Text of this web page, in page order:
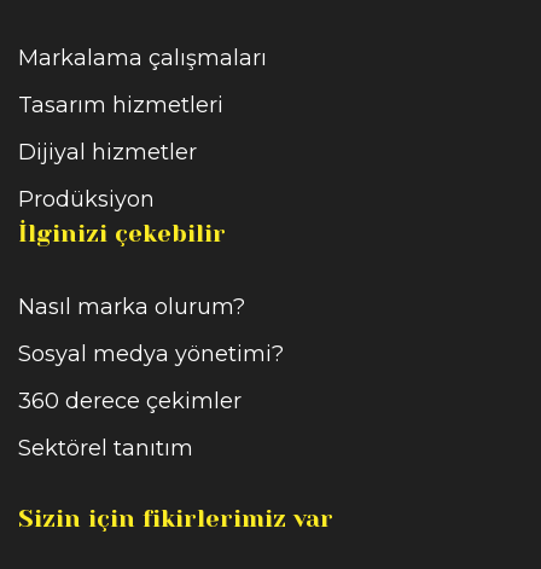
Markalama çalışmaları
Tasarım hizmetleri
Dijiyal hizmetler
Prodüksiyon
İlginizi çekebilir
Nasıl marka olurum?
Sosyal medya yönetimi?
360 derece çekimler
Sektörel tanıtım
Sizin için fikirlerimiz var